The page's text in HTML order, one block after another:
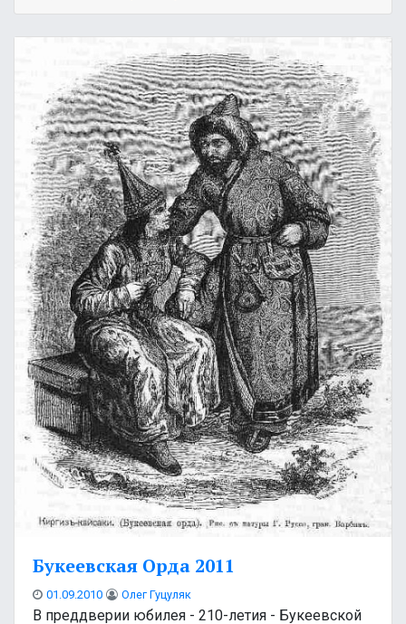
Букеевская Орда 2011
01.09.2010 Олег Гуцуляк
В преддверии юбилея - 210-летия - Букеевской